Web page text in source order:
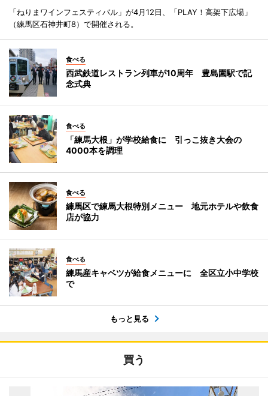
「ねりまワインフェスティバル」が4月12日、「PLAY！高架下広場」
（練馬区石神井町8）で開催される。
食べる
西武鉄道レストラン列車が10周年 豊島園駅で記
念式典
食べる
「練馬大根」が学校給食に 引っこ抜き大会の
4000本を調理
食べる
練馬区で練馬大根特別メニュー 地元ホテルや飲食
店が協力
食べる
練馬産キャベツが給食メニューに 全区立小中学校
で
もっと見る
買う